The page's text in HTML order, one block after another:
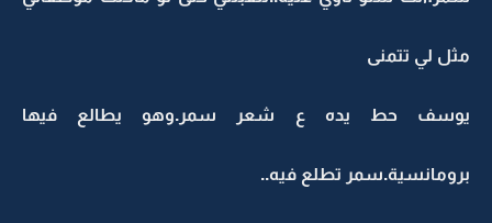
مثل لي تتمنى
يوسف حط يده ع شعر سمر.وهو يطالع فيها
برومانسية.سمر تطلع فيه..